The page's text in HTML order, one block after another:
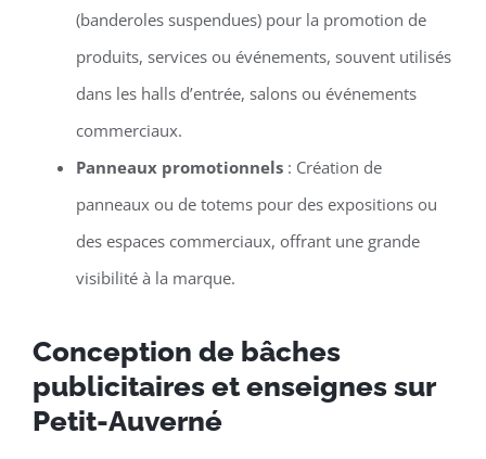
(banderoles suspendues) pour la promotion de
produits, services ou événements, souvent utilisés
dans les halls d’entrée, salons ou événements
commerciaux.
Panneaux promotionnels: Création de
panneaux ou de totems pour des expositions ou
des espaces commerciaux, offrant une grande
visibilité à la marque.
Conception de bâches
publicitaires et enseignes sur
Petit-Auverné